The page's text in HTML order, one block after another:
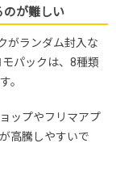
のが難しい
がランダム封入な
パックは、8種類
。
ップやフリマアプ
高騰しやすいで